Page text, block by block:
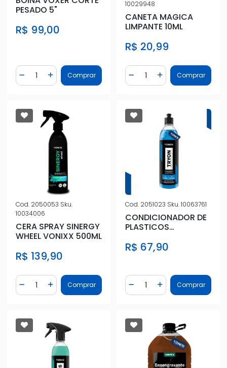
PESADO 5"
R$ 99,00
Diminuir Quantidade
Quantidade
Adicionar Quantidade
Comprar
10029948
CANETA MAGICA
LIMPANTE 10ML
R$ 20,99
Diminuir Quantidade
Quantidade
AdicionarComprar
Cod. 2050053 Sku.
10034006
CERA SPRAY SINERGY
WHEEL VONIXX 500ML
R$ 139,90
Diminuir Quantidade
Quantidade
Adicionar Quantidade
Comprar
Cod. 2051023 Sku.10063761
CONDICIONADOR DE
PLASTICOS
TRYON 500ML
R$ 67,90
Diminuir Quantidade
Quantidade
AdicionarComprar